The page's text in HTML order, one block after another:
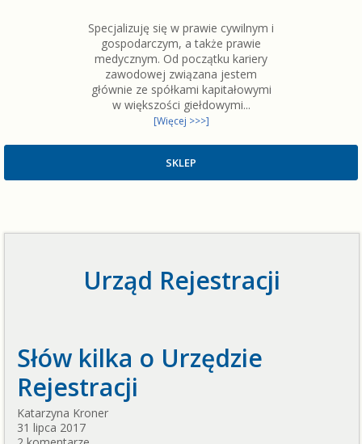
Specjalizuję się w prawie cywilnym i
gospodarczym, a także prawie
medycznym. Od początku kariery
zawodowej związana jestem
głównie ze spółkami kapitałowymi
w większości giełdowymi...
[Więcej >>>]
SKLEP
Urząd Rejestracji
Słów kilka o Urzędzie
Rejestracji
Katarzyna Kroner
31 lipca 2017